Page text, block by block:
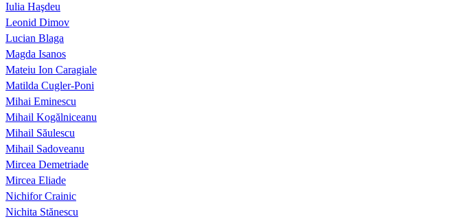
Iulia Haşdeu
Leonid Dimov
Lucian Blaga
Magda Isanos
Mateiu Ion Caragiale
Matilda Cugler-Poni
Mihai Eminescu
Mihail Kogălniceanu
Mihail Săulescu
Mihail Sadoveanu
Mircea Demetriade
Mircea Eliade
Nichifor Crainic
Nichita Stănescu